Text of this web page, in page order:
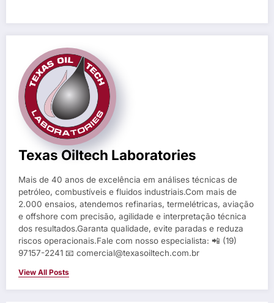
Texas Oiltech Laboratories
Mais de 40 anos de excelência em análises técnicas de
petróleo, combustíveis e fluidos industriais.Com mais de
2.000 ensaios, atendemos refinarias, termelétricas, aviação
e offshore com precisão, agilidade e interpretação técnica
dos resultados.Garanta qualidade, evite paradas e reduza
riscos operacionais.Fale com nosso especialista: 📲 (19)
97157-2241 📧 comercial@texasoiltech.com.br
View All Posts